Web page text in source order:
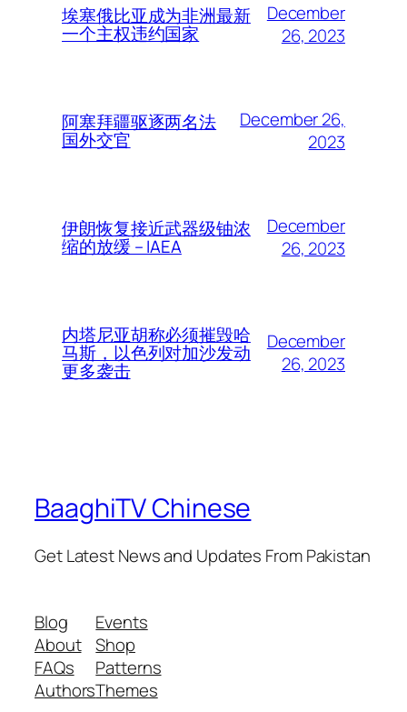
埃塞俄比亚成为非洲最新
一个主权违约国家
December
26, 2023
阿塞拜疆驱逐两名法
国外交官
December 26,
2023
伊朗恢复接近武器级铀浓
缩的放缓 – IAEA
December
26, 2023
内塔尼亚胡称必须摧毁哈
马斯，以色列对加沙发动
更多袭击
December
26, 2023
BaaghiTV Chinese
Get Latest News and Updates From Pakistan
Blog
About
FAQs
Authors
Events
Shop
Patterns
Themes